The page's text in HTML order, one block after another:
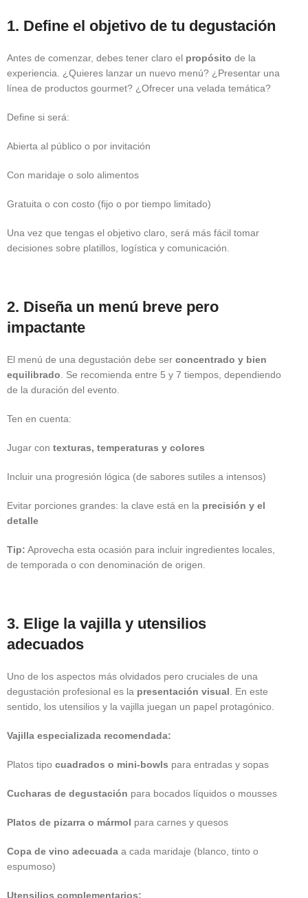
1. Define el objetivo de tu degustación
Antes de comenzar, debes tener claro el propósito de la
experiencia. ¿Quieres lanzar un nuevo menú? ¿Presentar una
línea de productos gourmet? ¿Ofrecer una velada temática?
Define si será:
Abierta al público o por invitación
Con maridaje o solo alimentos
Gratuita o con costo (fijo o por tiempo limitado)
Una vez que tengas el objetivo claro, será más fácil tomar
decisiones sobre platillos, logística y comunicación.
2. Diseña un menú breve pero
impactante
El menú de una degustación debe ser concentrado y bien
equilibrado . Se recomienda entre 5 y 7 tiempos, dependiendo
de la duración del evento.
Ten en cuenta:
Jugar con texturas, temperaturas y colores
Incluir una progresión lógica (de sabores sutiles a intensos)
Evitar porciones grandes: la clave está en la precisión y el
detalle
Tip: Aprovecha esta ocasión para incluir ingredientes locales,
de temporada o con denominación de origen.
3. Elige la vajilla y utensilios
adecuados
Uno de los aspectos más olvidados pero cruciales de una
degustación profesional es la presentación visual . En este
sentido, los utensilios y la vajilla juegan un papel protagónico.
Vajilla especializada recomendada:
Platos tipo cuadrados o mini-bowls para entradas y sopas
Cucharas de degustación para bocados líquidos o mousses
Platos de pizarra o mármol para carnes y quesos
Copa de vino adecuada a cada maridaje (blanco, tinto o
espumoso)
Utensilios complementarios: